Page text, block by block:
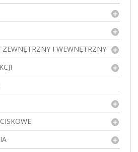
ZEWNĘTRZNY I WEWNĘTRZNY